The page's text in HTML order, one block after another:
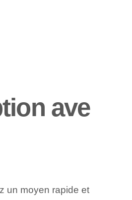
ave
un moyen rapide et